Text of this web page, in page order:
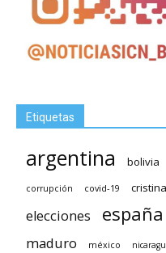
Etiquetas
argentina bolivia
corrupción covid-19
elecciones españa
maduro méxico